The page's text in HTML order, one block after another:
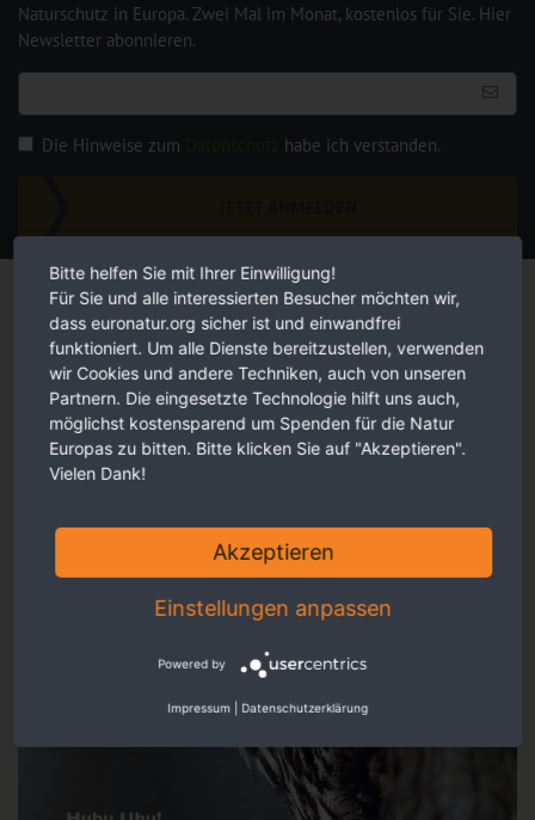
Naturschutz in Europa. Zwei Mal im Monat, kostenlos für Sie. Hier
Newsletter abonnieren.
Die Hinweise zum habe ich verstanden.
Magazin
Bitte helfen Sie mit Ihrer Einwilligung!
Für Sie und alle interessierten Besucher möchten wir,
dass euronatur.org sicher ist und einwandfrei
funktioniert. Um alle Dienste bereitzustellen, verwenden
wir Cookies und andere Techniken, auch von unseren
Partnern. Die eingesetzte Technologie hilft uns auch,
möglichst kostensparend um Spenden für die Natur
Europas zu bitten. Bitte klicken Sie auf "Akzeptieren".
Vielen Dank!
Akzeptieren
Einstellungen anpassen
Powered by
Impressum Datenschutzerklärung